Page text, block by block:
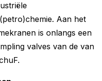
Aan het
is onlangs een
valves van de van